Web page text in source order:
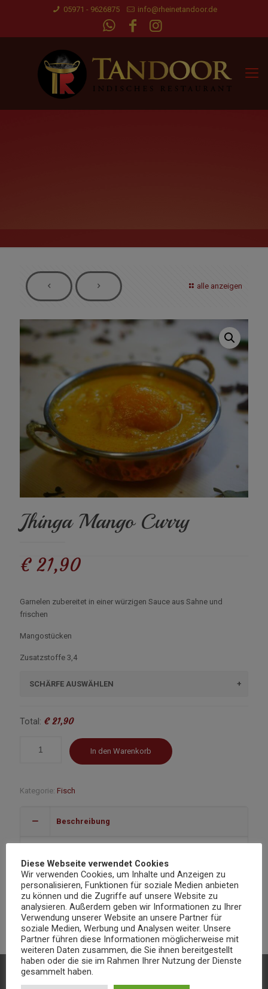
05971 - 9626875 info@rheinetandoor.de
alle anzeigen
Jhinga Mango Curry
€21,90
Garnelen zubereitet in einer würzigen Sauce aus Sahne und
frischen
Mangostücken
Zusatzstoffe 3,4
SCHÄRFE AUSWÄHLEN
Total: € 21,90
In den Warenkorb
Kategorie: Fisch
Beschreibung
frischen
Mangostücken
Zusatzstoffe 3,4
Diese Webseite verwendet Cookies
Wir verwenden Cookies, um Inhalte und Anzeigen zu
personalisieren, Funktionen für soziale Medien anbieten
zu können und die Zugriffe auf unsere Website zu
analysieren. Außerdem geben wir Informationen zu Ihrer
Verwendung unserer Website an unsere Partner für
soziale Medien, Werbung und Analysen weiter. Unsere
Partner führen diese Informationen möglicherweise mit
weiteren Daten zusammen, die Sie ihnen bereitgestellt
haben oder die sie im Rahmen Ihrer Nutzung der Dienste
gesammelt haben.